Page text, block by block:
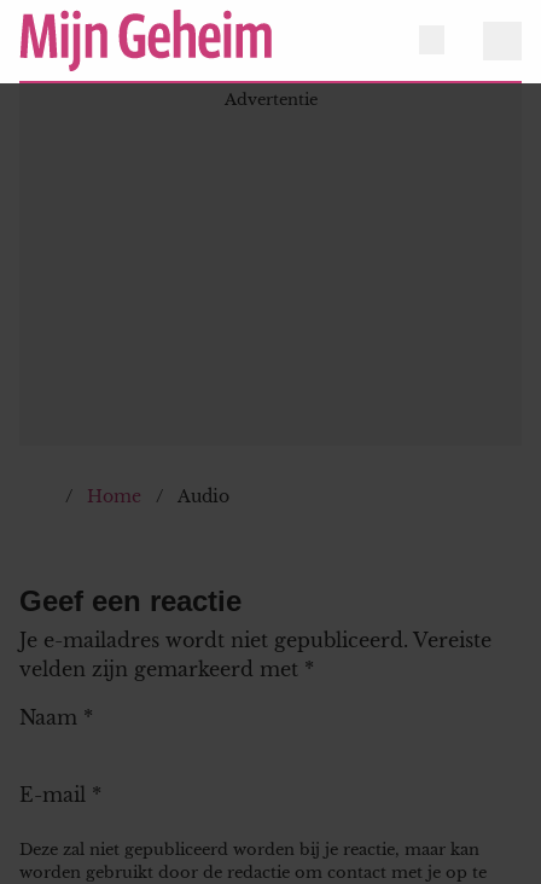
Home Audio
Geef een reactie
Je e-mailadres wordt niet gepubliceerd. Vereiste
velden zijn gemarkeerd met *
Naam *
E-mail *
Deze zal niet gepubliceerd worden bij je reactie, maar kan
worden gebruikt door de redactie om contact met je op te